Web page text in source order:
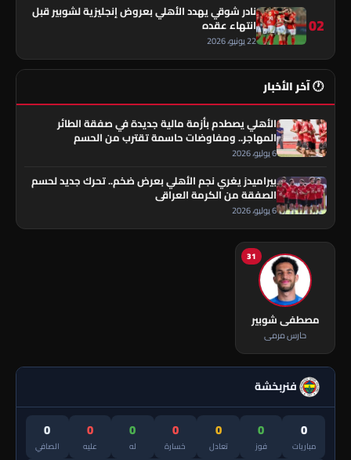
02
نادر شوقي يهدد الأهلي بعروض إنجليزية لشوبير قبل
انتهاء عقده
22 يونيو، 2026
🕐 آخر الأخبار
الأهلي يصطدم بأزمة مالية جديدة في صفقة الطائر
المهاجر.. ومفاوضات حاسمة تقترب من الحسم
6 يوليو، 2026
بيراميدز يغري نجم الأهلي بعرض ضخم.. تحرك جديد لحسم
الصفقة من الكرمة العراقي
6 يوليو، 2026
31
مصطفى شوبير
حارس مرمى
فنربخشة
0
مباريات
0
فوز
0
تعادل
0
خسارة
0
له
0
عليه
0
الصافي